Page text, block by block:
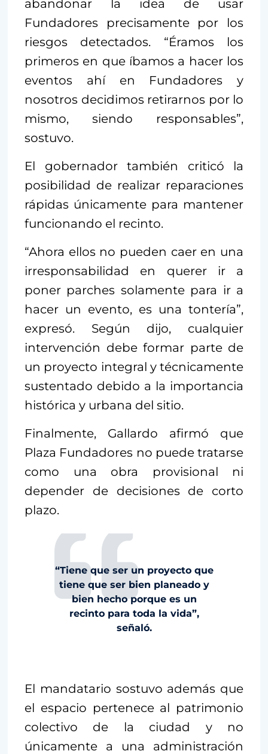
abandonar la idea de usar
Fundadores precisamente por los
riesgos detectados. “Éramos los
primeros en que íbamos a hacer los
eventos ahí en Fundadores y
nosotros decidimos retirarnos por lo
mismo, siendo responsables”,
sostuvo.
El gobernador también criticó la
posibilidad de realizar reparaciones
rápidas únicamente para mantener
funcionando el recinto.
“Ahora ellos no pueden caer en una
irresponsabilidad en querer ir a
poner parches solamente para ir a
hacer un evento, es una tontería”,
expresó. Según dijo, cualquier
intervención debe formar parte de
un proyecto integral y técnicamente
sustentado debido a la importancia
histórica y urbana del sitio.
Finalmente, Gallardo afirmó que
Plaza Fundadores no puede tratarse
como una obra provisional ni
depender de decisiones de corto
plazo.
“Tiene que ser un proyecto que
tiene que ser bien planeado y
bien hecho porque es un
recinto para toda la vida”,
señaló.
El mandatario sostuvo además que
el espacio pertenece al patrimonio
colectivo de la ciudad y no
únicamente a una administración